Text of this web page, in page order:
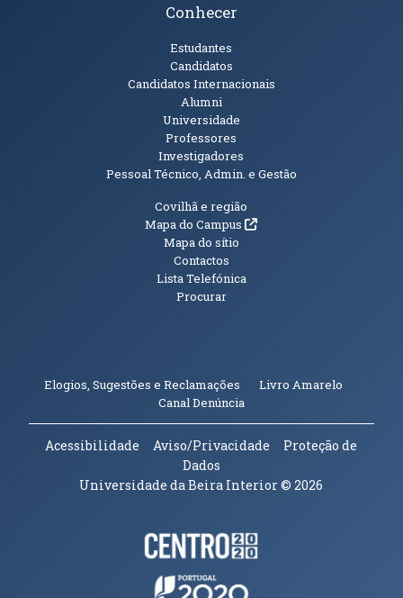
Conhecer
Estudantes
Candidatos
Candidatos Internacionais
Alumni
Universidade
Professores
Investigadores
Pessoal Técnico, Admin. e Gestão
Informações Adicionais
Covilhã e região
Mapa do Campus(abre em nova janela)
Mapa do sítio
Contactos
Lista Telefónica
Procurar
Elogios, Sugestões e Reclamações Livro Amarelo
Canal Denúncia(abre em nova janela)
Acessibilidade Aviso/Privacidade
Proteção de
Dados
Universidade da Beira Interior© 2026
Parceiros e Financiadores